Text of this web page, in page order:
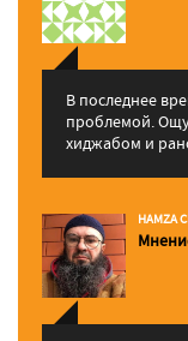
В последнее
проблемой.
хиджабом и
HAMZA